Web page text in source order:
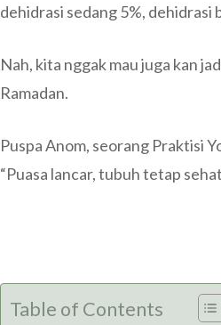
dehidrasi sedang 5%, dehidrasi
Nah, kita nggak mau juga kan
Ramadan.
Puspa Anom, seorang Praktisi
“Puasa lancar, tubuh tetap
Table of Contents